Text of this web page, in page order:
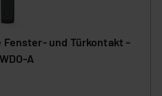
Fenster- und Türkontakt –
A